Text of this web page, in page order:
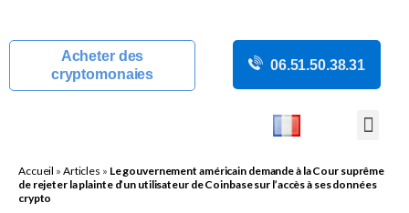
Acheter des
cryptomonaies
06.51.50.38.31
Accueil » Articles » Le gouvernement américain demande à la Cour suprême
de rejeter la plainte d’un utilisateur de Coinbase sur l’accès à ses données
crypto